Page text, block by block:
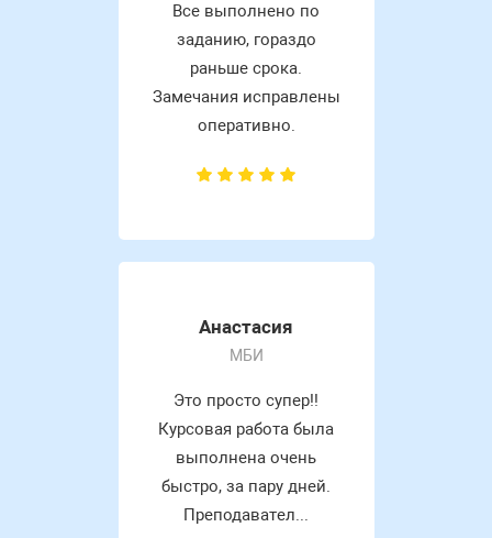
Все выполнено по
заданию, гораздо
раньше срока.
Замечания исправлены
оперативно.
Анастасия
МБИ
Это просто супер!!
Курсовая работа была
выполнена очень
быстро, за пару дней.
Преподавател...